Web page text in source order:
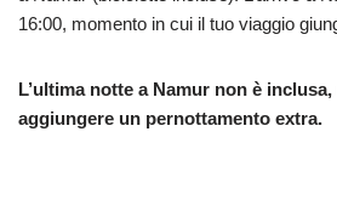
16:00, momento in cui il tuo viaggio
L’ultima notte a Namur non è
aggiungere un pernottamento extra.